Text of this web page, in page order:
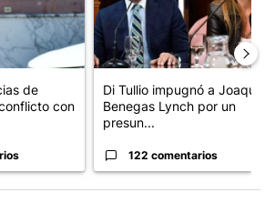
de
con
Di Tullio impugnó a Joaquín
Benegas Lynch por un
presun...
122 comentarios